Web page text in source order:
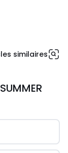
similaires